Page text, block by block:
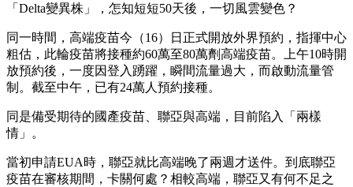
「Delta變異株」，怎知短短50天後，一切風雲變色？
同一時間，高端疫苗今（16）日正式開放外界預約，指揮中心
粗估，此輪疫苗將接種約60萬至80萬劑高端疫苗。上午10時開
放預約後，一度因登入踴躍，瞬間流量過大，而啟動流量管
制。截至中午，已有24萬人預約接種。
同是備受期待的國產疫苗、聯亞與高端，目前陷入「兩樣
情」。
當初申請EUA時，聯亞就比高端晚了兩週才送件。到底聯亞
疫苗在審核期間，卡關何處？相較高端，聯亞又有何不足之